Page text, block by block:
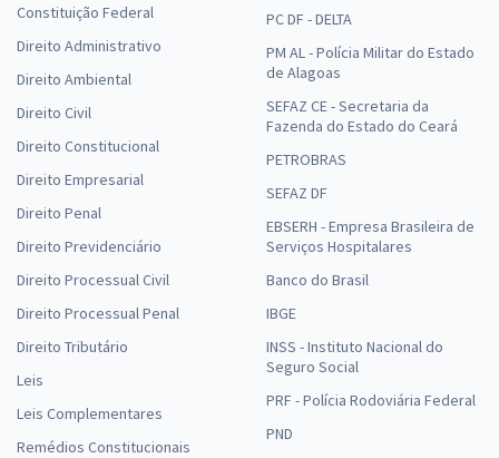
Constituição Federal
Direito Administrativo
Direito Ambiental
Direito Civil
Direito Constitucional
Direito Empresarial
Direito Penal
Direito Previdenciário
Direito Processual Civil
Direito Processual Penal
Direito Tributário
Leis
Leis Complementares
Remédios Constitucionais
PC DF - DELTA
PM AL - Polícia Militar do Estado
de Alagoas
SEFAZ CE - Secretaria da
Fazenda do Estado do Ceará
PETROBRAS
SEFAZ DF
EBSERH - Empresa Brasileira de
Serviços Hospitalares
Banco do Brasil
IBGE
INSS - Instituto Nacional do
Seguro Social
PRF - Polícia Rodoviária Federal
PND